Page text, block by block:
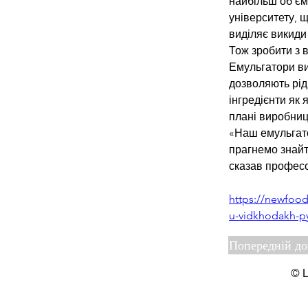
університету,
виділяє
Тож зробити з
Емульгатори
дозволяють
інгредієнти
плані
«Наш
прагнемо
сказав
https://
u-vidkhodakh-
Попередній
©